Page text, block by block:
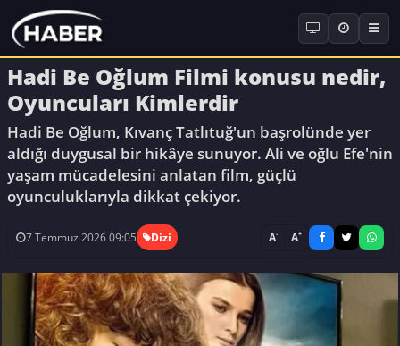
Hadi Be Oğlum Filmi konusu nedir,
Oyuncuları Kimlerdir
Hadi Be Oğlum, Kıvanç Tatlıtuğ'un başrolünde yer
aldığı duygusal bir hikâye sunuyor. Ali ve oğlu Efe'nin
yaşam mücadelesini anlatan film, güçlü
oyunculuklarıyla dikkat çekiyor.
7 Temmuz 2026 09:05 Dizi A- A+